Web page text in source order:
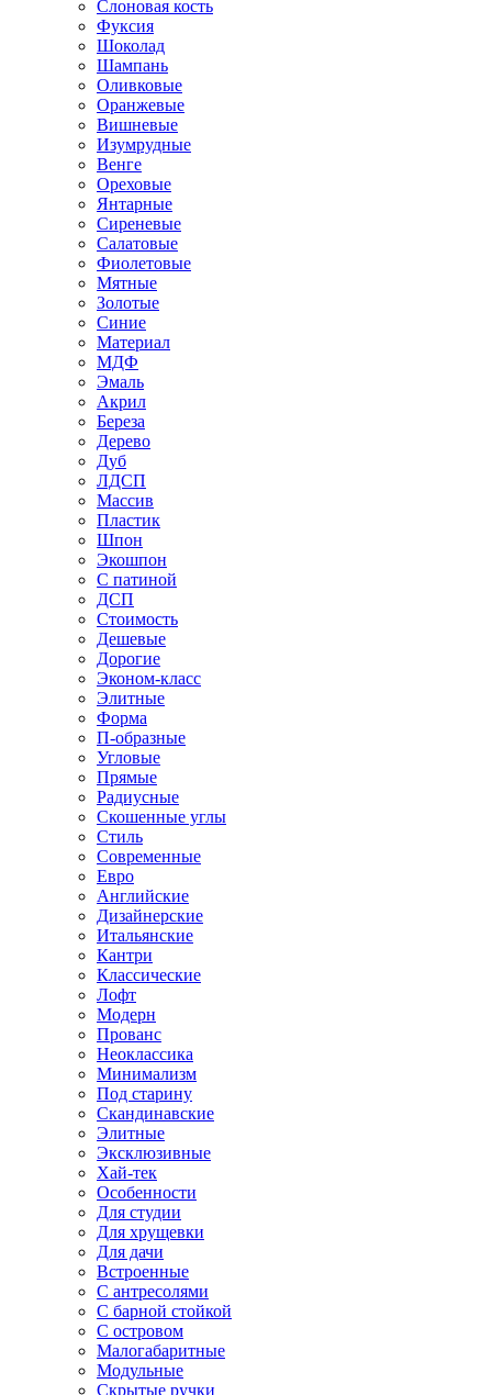
Слоновая кость
Фуксия
Шоколад
Шампань
Оливковые
Оранжевые
Вишневые
Изумрудные
Венге
Ореховые
Янтарные
Сиреневые
Салатовые
Фиолетовые
Мятные
Золотые
Синие
Материал
МДФ
Эмаль
Акрил
Береза
Дерево
Дуб
ЛДСП
Массив
Пластик
Шпон
Экошпон
С патиной
ДСП
Стоимость
Дешевые
Дорогие
Эконом-класс
Элитные
Форма
П-образные
Угловые
Прямые
Радиусные
Скошенные углы
Стиль
Современные
Евро
Английские
Дизайнерские
Итальянские
Кантри
Классические
Лофт
Модерн
Прованс
Неоклассика
Минимализм
Под старину
Скандинавские
Элитные
Эксклюзивные
Хай-тек
Особенности
Для студии
Для хрущевки
Для дачи
Встроенные
С антресолями
С барной стойкой
С островом
Малогабаритные
Модульные
Скрытые ручки